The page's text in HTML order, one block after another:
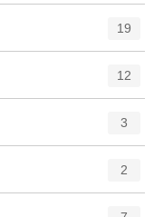
19
12
3
2